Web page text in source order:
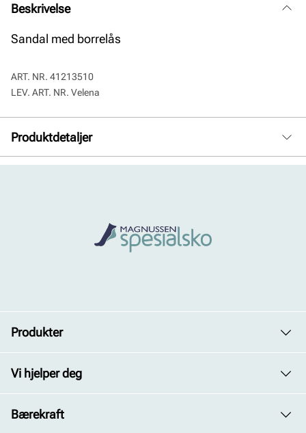
Beskrivelse
Sandal med borrelås
ART. NR. 41213510
LEV. ART. NR. Velena
Produktdetaljer
Overdel:Skinn
Produkter
Dame
Herre
Barn
Vi hjelper deg
Avdelinger
Bærekraft